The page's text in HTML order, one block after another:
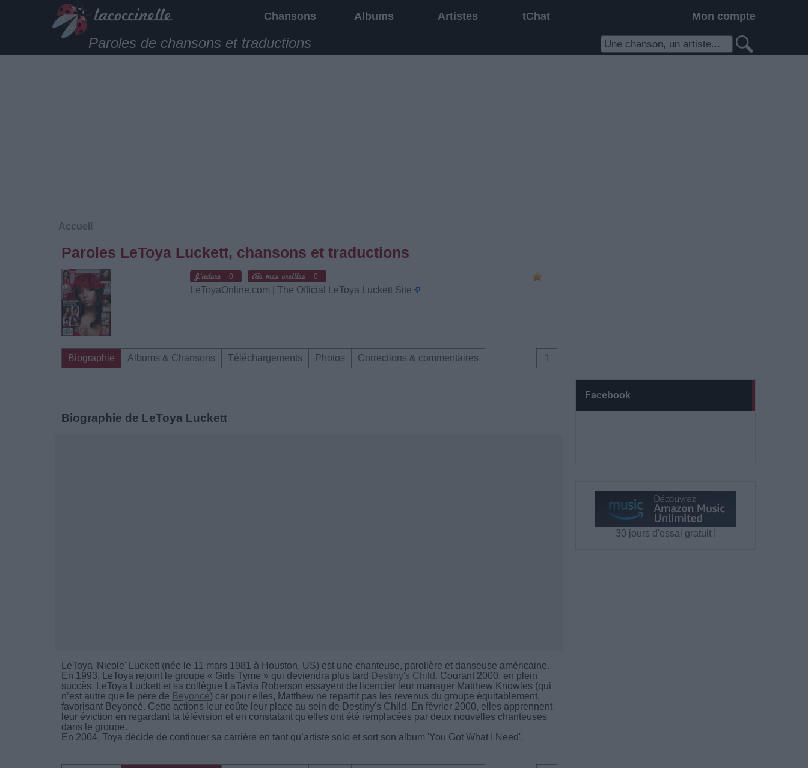
Chansons Albums Artistes tChat Mon compte
Paroles de chansons et traductions
Facebook
30 jours d'essai gratuit !
Accueil
Paroles LeToya Luckett, chansons et traductions
0 0
LeToyaOnline.com | The Official LeToya Luckett Site
⇑
Biographie Albums & Chansons Téléchargements Photos Corrections & commentaires
Biographie de LeToya Luckett
LeToya 'Nicole' Luckett (née le 11 mars 1981 à Houston, US) est une chanteuse, parolière et danseuse américaine.
En 1993, LeToya rejoint le groupe « Girls Tyme » qui deviendra plus tard Destiny's Child . Courant 2000, en plein
succès, LeToya Luckett et sa collègue LaTavia Roberson essayent de licencier leur manager Matthew Knowles (qui
n’est autre que le père de Beyoncé) car pour elles, Matthew ne repartit pas les revenus du groupe équitablement,
favorisant Beyoncé. Cette actions leur coûte leur place au sein de Destiny's Child. En février 2000, elles apprennent
leur éviction en regardant la télévision et en constatant qu'elles ont été remplacées par deux nouvelles chanteuses
dans le groupe.
En 2004, Toya décide de continuer sa carrière en tant qu’artiste solo et sort son album 'You Got What I Need'.